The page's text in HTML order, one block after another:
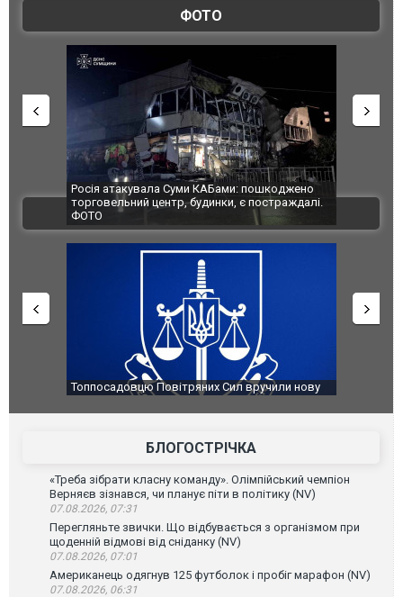
ФОТО
Українські надзвичайники врятували козуленя
під час ліквідації масштабної лісової пожежі у
Франції
СБУ за
Болгарії
ВІДЕО
Сили оборони уразили Ярославський НПЗ:
атаку. ВІДЕО
Неймар
БЛОГОСТРІЧКА
«Треба зібрати класну команду». Олімпійський чемпіон
Верняєв зізнався, чи планує піти в політику (NV)
07.08.2026, 07:31
Перегляньте звички. Що відбувається з організмом при
щоденній відмові від сніданку (NV)
07.08.2026, 07:01
Американець одягнув 125 футболок і пробіг марафон (NV)
07.08.2026, 06:31